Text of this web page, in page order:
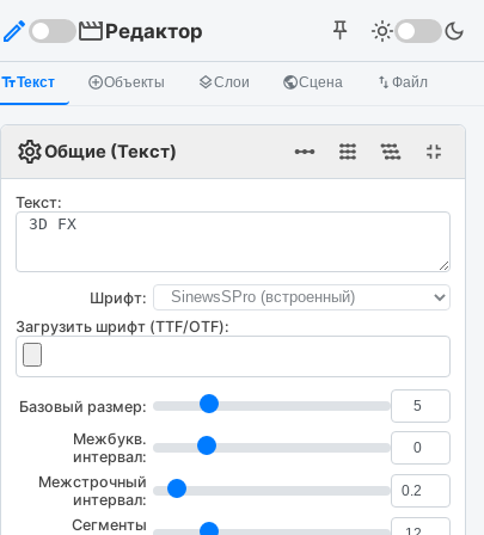
edit movieРедактор push_pin light_mode dark_mode
text_fieldsТекст add_circle_outlineОбъекты layersСлои publicСцена import_export Файл
settingsОбщие (Текст) linear_scale fullscreen_exit
Текст:
Шрифт:
Загрузить шрифт (TTF/OTF):
Базовый размер:
Межбукв.
интервал:
Межстрочный
интервал:
Сегменты